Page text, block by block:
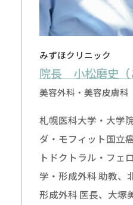
みずほクリニック
院長 小松磨史（
美容外科・美容皮膚
札幌医科大学・大学
ダ・モフィット国立
トドクトラル・フェ
学・形成外科 助教、
形成外科 医長、大塚